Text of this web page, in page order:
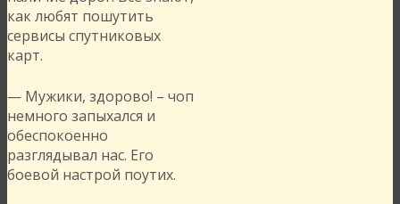
как любят пошутить
сервисы спутниковых
карт.
— Мужики, здорово! – чоп
немного запыхался и
обеспокоенно
разглядывал нас. Его
боевой настрой поутих.